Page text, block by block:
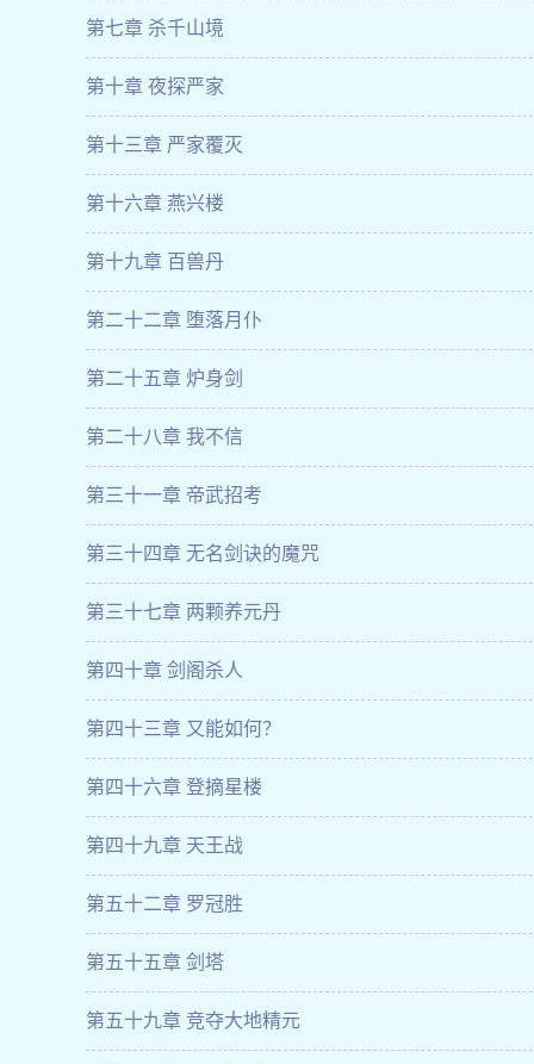
第七章 杀千山境
第十章 夜探严家
第十三章 严家覆灭
第十六章 燕兴楼
第十九章 百兽丹
第二十二章 堕落月仆
第二十五章 炉身剑
第二十八章 我不信
第三十一章 帝武招考
第三十四章 无名剑诀的魔咒
第三十七章 两颗养元丹
第四十章 剑阁杀人
第四十三章 又能如何？
第四十六章 登摘星楼
第四十九章 天王战
第五十二章 罗冠胜
第五十五章 剑塔
第五十九章 竞夺大地精元